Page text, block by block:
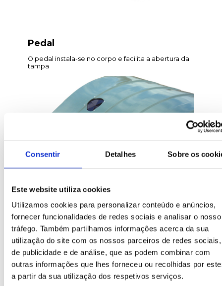
Consentir Detalhes Sobre os
Este website utiliza cookies
Utilizamos cookies para personalizar conteúdo e anúncios,
fornecer funcionalidades de redes sociais e analisar o nosso
tráfego. Também partilhamos informações acerca da sua
utilização do site com os nossos parceiros de redes sociais,
de publicidade e de análise, que as podem combinar com
outras informações que lhes forneceu ou recolhidas por
a partir da sua utilização dos respetivos serviços.
Pedal
O pedal instala-se no corpo e facilita a abertura da
tampa
Boca vidro
Bocas circulares concebidas especialmente para a
recolha de vidro.